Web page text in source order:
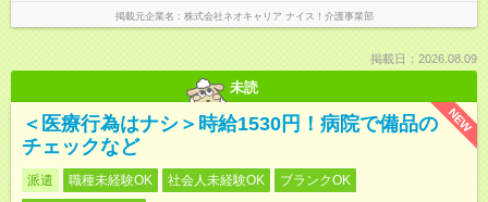
掲載元企業名 株式会社ネオキャリア ナイス！介護事業部
掲載日：2026.08.09
未読
NEW
＜医療行為はナシ＞時給1530円！病院で備品の
チェックなど
派遣 職種未経験OK 社会人未経験OK
ブランクOK